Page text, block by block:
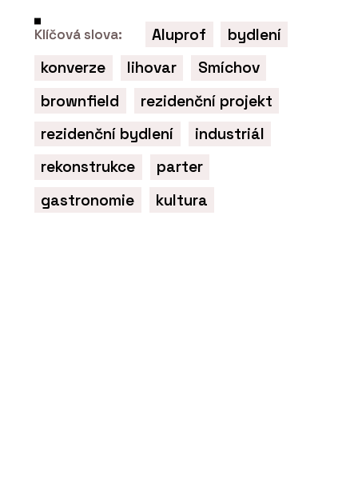
Klíčová slova: Aluprof
bydlení
konverze
lihovar
Smíchov
brownfield
rezidenční projekt
rezidenční bydlení
industriál
rekonstrukce
parter
gastronomie
kultura